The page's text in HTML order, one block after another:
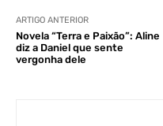
ARTIGO ANTERIOR
Novela “Terra e Paixão”: Aline
diz a Daniel que sente
vergonha dele